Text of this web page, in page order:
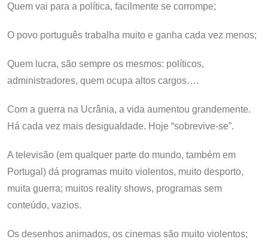
Quem vai para a política, facilmente se corrompe;
O povo português trabalha muito e ganha cada vez menos;
Quem lucra, são sempre os mesmos: políticos,
administradores, quem ocupa altos cargos….
Com a guerra na Ucrânia, a vida aumentou grandemente.
Há cada vez mais desigualdade. Hoje “sobrevive-se”.
A televisão (em qualquer parte do mundo, também em
Portugal) dá programas muito violentos, muito desporto,
muita guerra; muitos reality shows, programas sem
conteúdo, vazios.
Os desenhos animados, os cinemas são muito violentos;